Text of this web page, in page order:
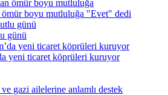
boyu mutluluğa "Evet" dedi
günü
yeni ticaret köprüleri kuruyor
gazi ailelerine anlamlı destek